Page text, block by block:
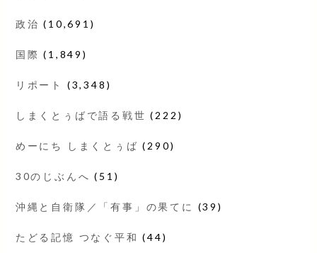
政治 (10,691)
国際 (1,849)
リポート (3,348)
しまくとぅばで語る戦世 (222)
めーにち しまくとぅば (290)
30のじぶんへ (51)
沖縄と自衛隊／「有事」の果てに (39)
たどる記憶 つなぐ平和 (44)